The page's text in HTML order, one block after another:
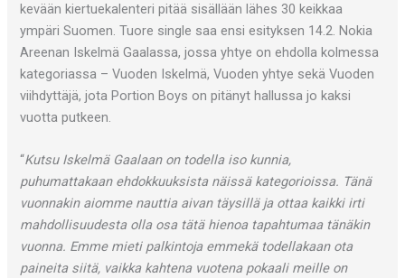
kevään kiertuekalenteri pitää sisällään lähes 30 keikkaa
ympäri Suomen. Tuore single saa ensi esityksen 14.2. Nokia
Areenan Iskelmä Gaalassa, jossa yhtye on ehdolla kolmessa
kategoriassa – Vuoden Iskelmä, Vuoden yhtye sekä Vuoden
viihdyttäjä, jota Portion Boys on pitänyt hallussa jo kaksi
vuotta putkeen.
“Kutsu Iskelmä Gaalaan on todella iso kunnia,
puhumattakaan ehdokkuuksista näissä kategorioissa. Tänä
vuonnakin aiomme nauttia aivan täysillä ja ottaa kaikki irti
mahdollisuudesta olla osa tätä hienoa tapahtumaa tänäkin
vuonna. Emme mieti palkintoja emmekä todellakaan ota
paineita siitä, vaikka kahtena vuotena pokaali meille on